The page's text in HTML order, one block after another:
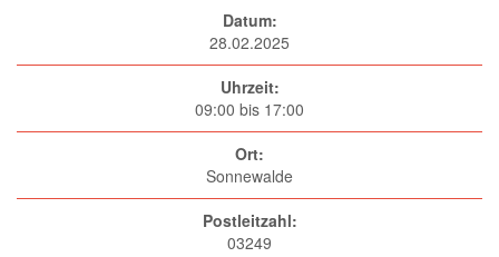
Datum:
28.02.2025
Uhrzeit:
09:00 bis 17:00
Ort:
Sonnewalde
Postleitzahl:
03249